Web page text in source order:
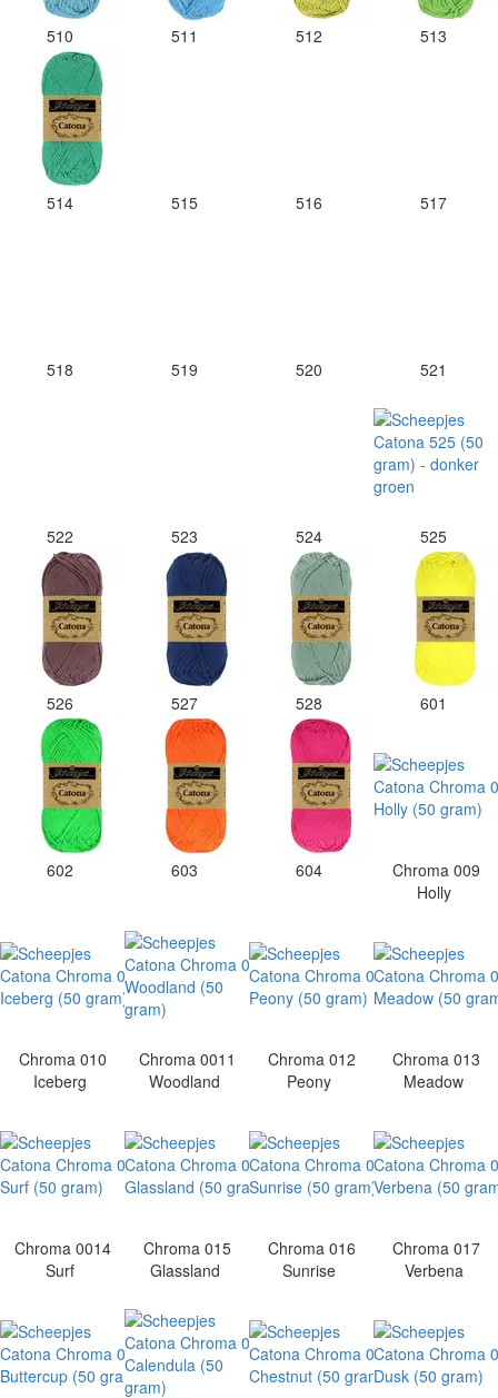
510 511 512 513
514 515 516 517
518 519 520 521
522 523 524 525
526 527 528 601
602 603 604
Chroma 009
Holly
Chroma 010
Iceberg
Chroma 0011
Woodland
Chroma 012
Peony
Chroma 013
Meadow
Chroma 0014
Surf
Chroma 015
Glassland
Chroma 016
Sunrise
Chroma 017
Verbena